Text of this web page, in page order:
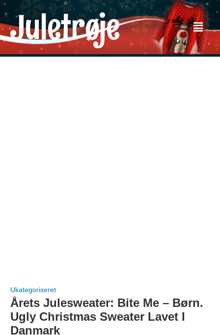
Juletrøje
Ukategoriseret
Årets Julesweater: Bite Me – Børn.
Ugly Christmas Sweater Lavet I
Danmark